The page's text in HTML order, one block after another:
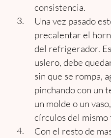
consistencia.
Una vez pasado
precalentar el
del refrigerador.
uslero, debe
sin que se rompa,
pinchando con un
un molde o un
círculos del mismo
Con el resto de